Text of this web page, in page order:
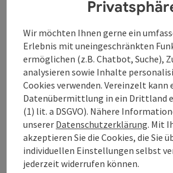
Beitrag merken : Mini Markt
Mini Markt
Der "Tante Emma Laden" für regionale
Geschenke und Produkte des
Wir möchten Ihnen gerne ein
Erlebnis mit uneingeschränkten
ermöglichen (z.B. Chatbot, Suche),
analysieren sowie Inhalte
Cookies verwenden. Vereinzelt kann
Datenübermittlung in ein Drittland
(1) lit. a DSGVO). Nähere
unserer Datenschutzerklärung. Mit
akzeptieren Sie die Cookies, die Sie
individuellen Einstellungen selbst
jederzeit widerrufen können.